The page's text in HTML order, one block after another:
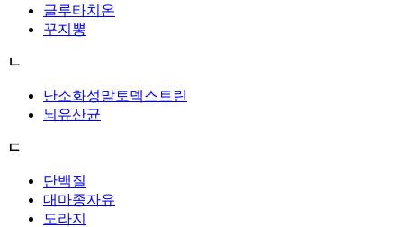
글루타치온
꾸지뽕
ㄴ
난소화성말토덱스트린
뇌유산균
ㄷ
단백질
대마종자유
도라지